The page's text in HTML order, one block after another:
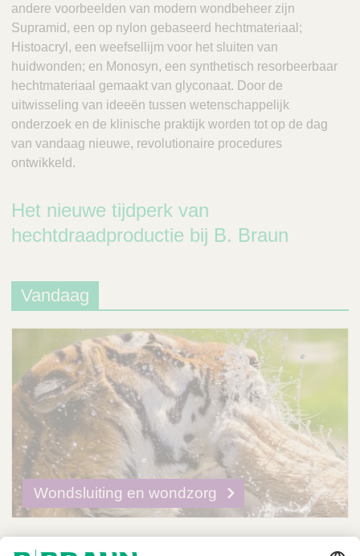
andere voorbeelden van modern wondbeheer zijn
Supramid, een op nylon gebaseerd hechtmateriaal;
Histoacryl, een weefsellijm voor het sluiten van
huidwonden; en Monosyn, een synthetisch resorbeerbaar
hechtmateriaal gemaakt van glyconaat. Door de
uitwisseling van ideeën tussen wetenschappelijk
onderzoek en de klinische praktijk worden tot op de dag
van vandaag nieuwe, revolutionaire procedures
ontwikkeld.
Het nieuwe tijdperk van
hechtdraadproductie bij B. Braun
Vandaag
Wondsluiting en wondzorg